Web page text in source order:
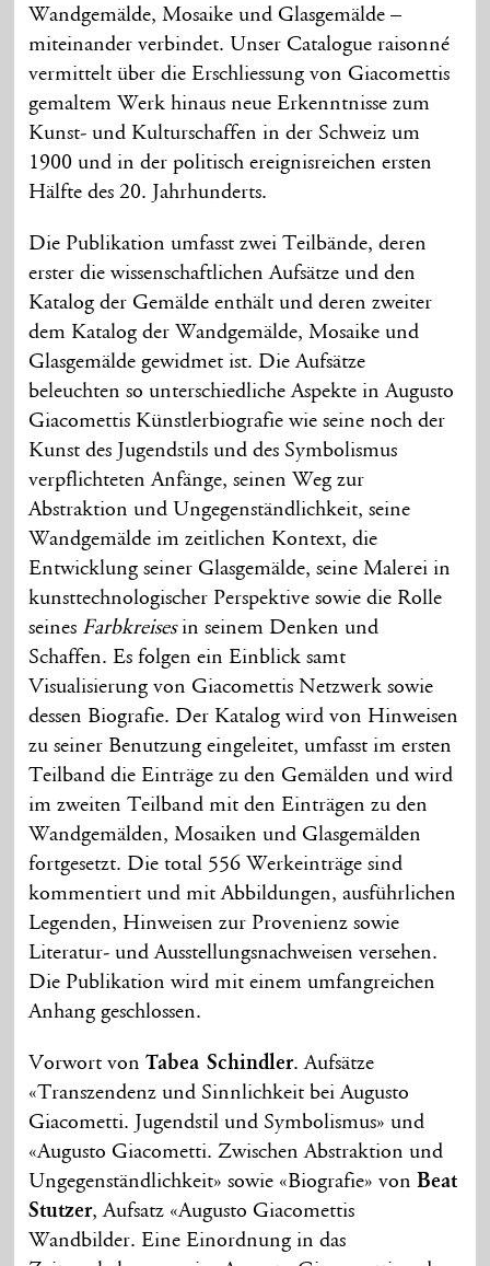
Wandgemälde, Mosaike und Glasgemälde –
miteinander verbindet. Unser Catalogue raisonné
vermittelt über die Erschliessung von Giacomettis
gemaltem Werk hinaus neue Erkenntnisse zum
Kunst- und Kulturschaffen in der Schweiz um
1900 und in der politisch ereignisreichen ersten
Hälfte des 20. Jahrhunderts.
Die Publikation umfasst zwei Teilbände, deren
erster die wissenschaftlichen Aufsätze und den
Katalog der Gemälde enthält und deren zweiter
dem Katalog der Wandgemälde, Mosaike und
Glasgemälde gewidmet ist. Die Aufsätze
beleuchten so unterschiedliche Aspekte in Augusto
Giacomettis Künstlerbiografie wie seine noch der
Kunst des Jugendstils und des Symbolismus
verpflichteten Anfänge, seinen Weg zur
Abstraktion und Ungegenständlichkeit, seine
Wandgemälde im zeitlichen Kontext, die
Entwicklung seiner Glasgemälde, seine Malerei in
kunsttechnologischer Perspektive sowie die Rolle
seines Farbkreisesin seinem Denken und
Schaffen. Es folgen ein Einblick samt
Visualisierung von Giacomettis Netzwerk sowie
dessen Biografie. Der Katalog wird von Hinweisen
zu seiner Benutzung eingeleitet, umfasst im ersten
Teilband die Einträge zu den Gemälden und wird
im zweiten Teilband mit den Einträgen zu den
Wandgemälden, Mosaiken und Glasgemälden
fortgesetzt. Die total 556 Werkeinträge sind
kommentiert und mit Abbildungen, ausführlichen
Legenden, Hinweisen zur Provenienz sowie
Literatur- und Ausstellungsnachweisen versehen.
Die Publikation wird mit einem umfangreichen
Anhang geschlossen.
Vorwort vonTabea Schindler. Aufsätze
«Transzendenz und Sinnlichkeit bei Augusto
Giacometti. Jugendstil und Symbolismus» und
«Augusto Giacometti. Zwischen Abstraktion und
Ungegenständlichkeit» sowie «Biografie» vonBeat
Stutzer, Aufsatz «Augusto Giacomettis
Wandbilder. Eine Einordnung in das